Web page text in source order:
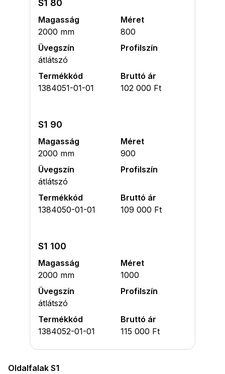
S1 80
Magasság
2000 mm
Méret
800
Üvegszín
átlátszó
Profilszín
Termékkód
1384051-01-01
Bruttó ár
102 000 Ft
S1 90
Magasság
2000 mm
Méret
900
Üvegszín
átlátszó
Profilszín
Termékkód
1384050-01-01
Bruttó ár
109 000 Ft
S1 100
Magasság
2000 mm
Méret
1000
Üvegszín
átlátszó
Profilszín
Termékkód
1384052-01-01
Bruttó ár
115 000 Ft
Oldalfalak S1